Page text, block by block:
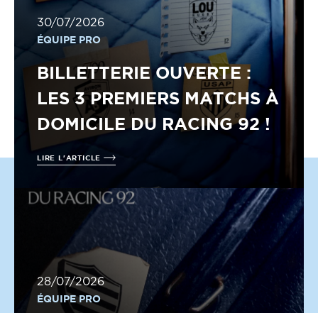
30/07/2026
ÉQUIPE PRO
BILLETTERIE OUVERTE :
LES 3 PREMIERS MATCHS À
DOMICILE DU RACING 92 !
LIRE L'ARTICLE
28/07/2026
ÉQUIPE PRO